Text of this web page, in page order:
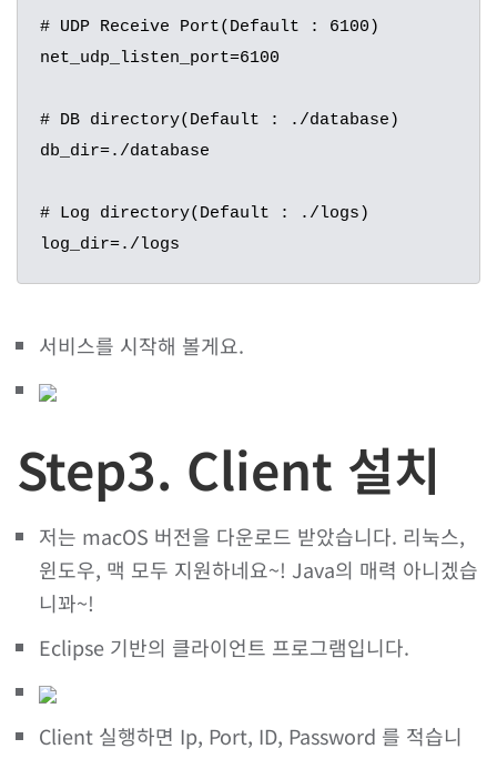
# UDP Receive Port(Default : 6100)
net_udp_listen_port=6100
# DB directory(Default : ./database)
db_dir=./database
# Log directory(Default : ./logs)
log_dir=./logs
서비스를 시작해 볼게요.
Step3. Client 설치
저는 macOS 버전을 다운로드 받았습니다. 리눅스,
윈도우, 맥 모두 지원하네요~! Java의 매력 아니겠습
니꽈~!
Eclipse 기반의 클라이언트 프로그램입니다.
Client 실행하면 Ip, Port, ID, Password 를 적습니